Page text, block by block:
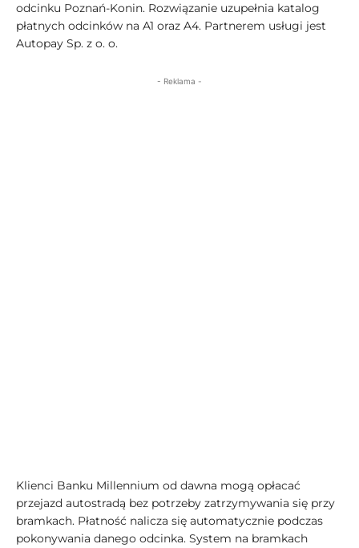
odcinku Poznań-Konin. Rozwiązanie uzupełnia katalog
płatnych odcinków na A1 oraz A4. Partnerem usługi jest
Autopay Sp. z o. o.
- Reklama -
Klienci Banku Millennium od dawna mogą opłacać
przejazd autostradą bez potrzeby zatrzymywania się przy
bramkach. Płatność nalicza się automatycznie podczas
pokonywania danego odcinka. System na bramkach